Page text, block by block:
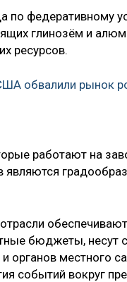
федеративному
глинозём и
ресурсов.
обвалили рынок
работают на
являются
бюджеты, несут
органов местного
событий вокруг